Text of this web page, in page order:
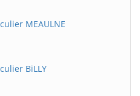
MEAULNE
BiLLY